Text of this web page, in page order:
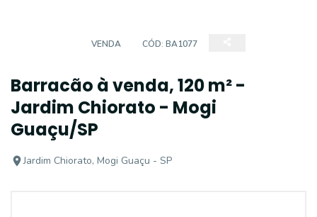
VENDA CÓD: BA1077
Barracão à venda, 120 m² -
Jardim Chiorato - Mogi
Guaçu/SP
Jardim Chiorato, Mogi Guaçu - SP